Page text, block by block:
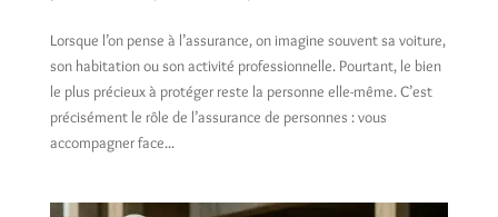
Lorsque l’on pense à l’assurance, on imagine souvent sa voiture,
son habitation ou son activité professionnelle. Pourtant, le bien
le plus précieux à protéger reste la personne elle-même. C’est
précisément le rôle de l’assurance de personnes : vous
accompagner face...